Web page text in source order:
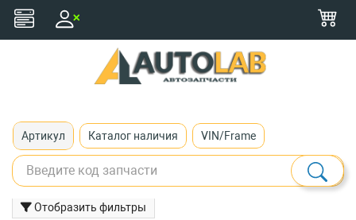
Артикул Каталог наличия VIN/Frame
Отобразить фильтры